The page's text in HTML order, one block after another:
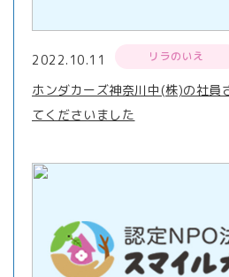
2022.10.11 リラのいえ
ホンダカーズ神奈川中(株)の社員
てくださいました